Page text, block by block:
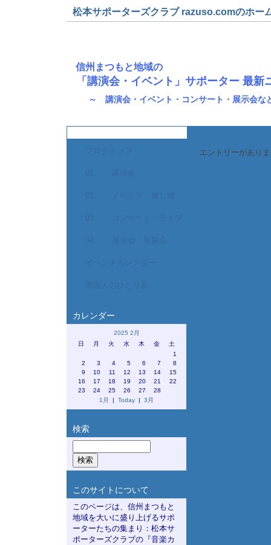
松本サポーターズクラブ razuso.comのホー
信州まつもと地域の
「講演会・イベント」サポーター 最新
～ 講演会・イベント・コンサート・展示会
カレンダー
2025 2月
日
月 火 水 木 金
土
1
2
3 4 5 6 7
8
9
10 11 12 13 14
15
16
17 18 19 20 21
22
23
24 25 26 27
28
1月
| Today | 3月
検索
このサイトについて
このページは、信州まつもと
地域を大いに盛り上げるサポ
ーターたちの集まり：松本サ
ポーターズクラブの『音楽カ
エントリーがあり